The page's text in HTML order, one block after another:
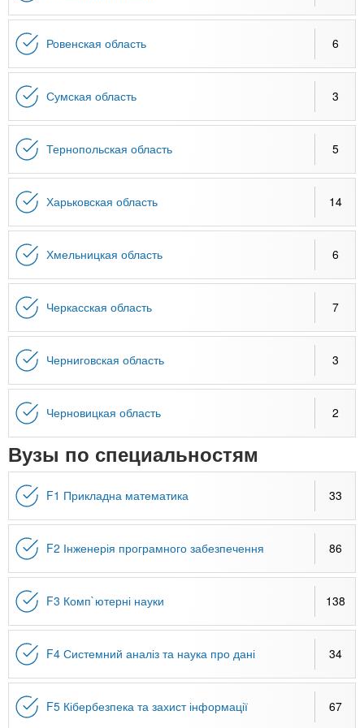
Ровенская область 6
Сумская область 3
Тернопольская область 5
Харьковская область 14
Хмельницкая область 6
Черкасская область 7
Черниговская область 3
Черновицкая область 2
Вузы по специальностям
F1 Прикладна математика 33
F2 Інженерія програмного забезпечення 86
F3 Комп`ютерні науки 138
F4 Системний аналіз та наука про дані 34
F5 Кібербезпека та захист інформації 67